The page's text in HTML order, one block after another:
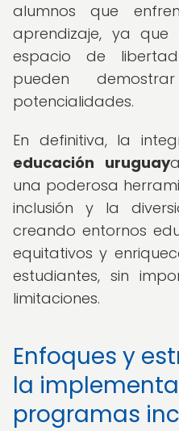
alumnos que
aprendizaje, ya
espacio de
pueden
potencialidades.
En definitiva, la
educación uruguay
una poderosa
inclusión y la
creando entornos
equitativos y
estudiantes, sin
limitaciones.
Enfoques y
la
programas